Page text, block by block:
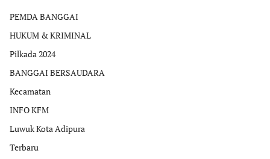
PEMDA BANGGAI
HUKUM & KRIMINAL
Pilkada 2024
BANGGAI BERSAUDARA
Kecamatan
INFO KFM
Luwuk Kota Adipura
Terbaru